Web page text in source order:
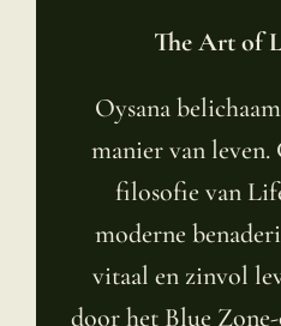
The Art of
Oysana
manier van leven.
filosofie van
moderne
vitaal en zinvol
door het Blue